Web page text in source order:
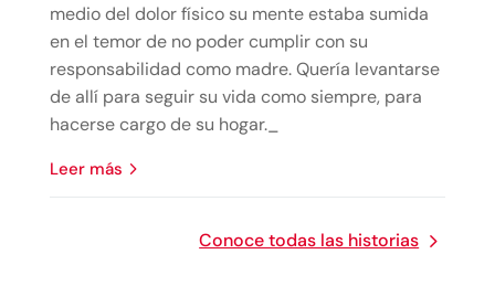
medio del dolor físico su mente estaba sumida
en el temor de no poder cumplir con su
responsabilidad como madre. Quería levantarse
de allí para seguir su vida como siempre, para
hacerse cargo de su hogar._
leer más
Conoce todas las historias